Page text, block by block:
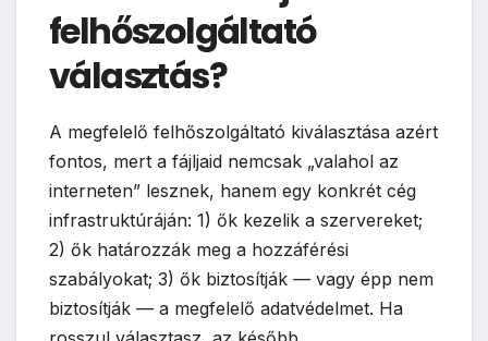
felhőszolgáltató
választás?
A megfelelő felhőszolgáltató kiválasztása azért
fontos, mert a fájljaid nemcsak „valahol az
interneten” lesznek, hanem egy konkrét cég
infrastruktúráján: 1) ők kezelik a szervereket;
2) ők határozzák meg a hozzáférési
szabályokat; 3) ők biztosítják — vagy épp nem
biztosítják — a megfelelő adatvédelmet. Ha